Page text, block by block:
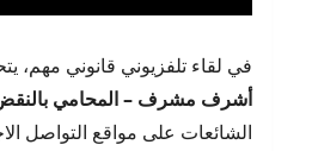
في لقاء تلفزيوني قانوني مهم،
أشرف مشرف – المحامي
الشائعات على مواقع التواصل